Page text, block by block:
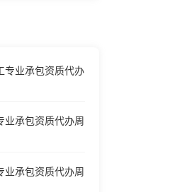
专业承包资质代办
业承包资质代办周
业承包资质代办周